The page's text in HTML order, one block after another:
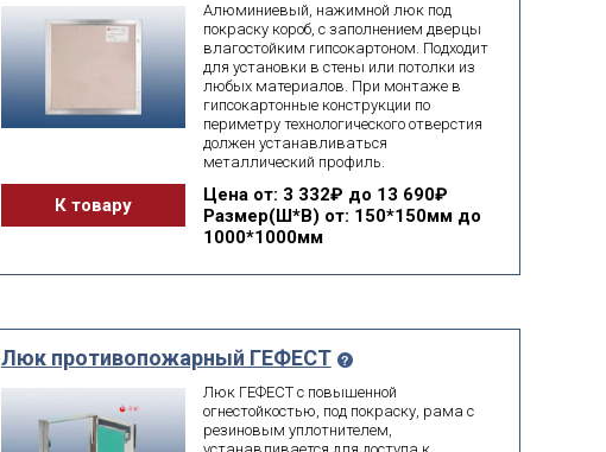
Алюминиевый, нажимной люк под
покраску короб, с заполнением дверцы
влагостойким гипсокартоном. Подходит
для установки в стены или потолки из
любых материалов. При монтаже в
гипсокартонные конструкции по
периметру технологического отверстия
должен устанавливаться
металлический профиль.
К товару Ценаот: 3 332₽ до 13 690₽
Размер(Ш*В) от: 150*150мм до
1000*1000мм
Люк противопожарный ГЕФЕСТ
Люк ГЕФЕСТ с повышенной
огнестойкостью, под покраску, рама с
резиновым уплотнителем,